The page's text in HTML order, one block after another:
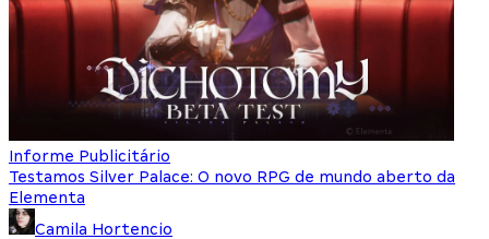
Informe Publicitário
Testamos Silver Palace: O novo RPG de mundo aberto da
Elementa
Camila Hortencio